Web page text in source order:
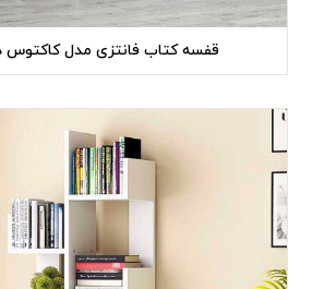
قفسه کتاب فانتزی مدل کاکتوس